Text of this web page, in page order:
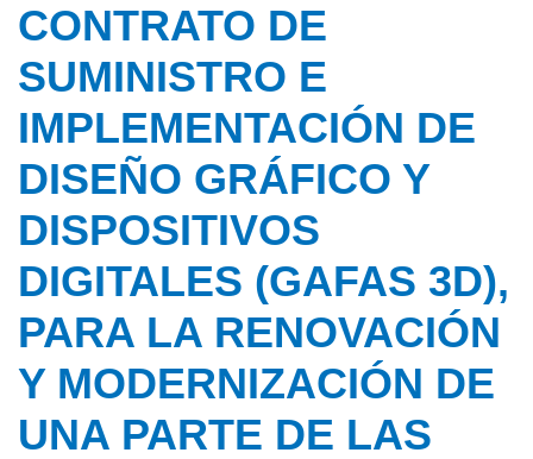
CONTRATO DE
SUMINISTRO E
IMPLEMENTACIÓN DE
DISEÑO GRÁFICO Y
DISPOSITIVOS
DIGITALES (GAFAS 3D),
PARA LA RENOVACIÓN
Y MODERNIZACIÓN DE
UNA PARTE DE LAS